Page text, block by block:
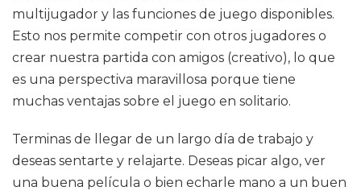
multijugador y las funciones de juego disponibles.
Esto nos permite competir con otros jugadores o
crear nuestra partida con amigos (creativo), lo que
es una perspectiva maravillosa porque tiene
muchas ventajas sobre el juego en solitario.
Terminas de llegar de un largo día de trabajo y
deseas sentarte y relajarte. Deseas picar algo, ver
una buena película o bien echarle mano a un buen